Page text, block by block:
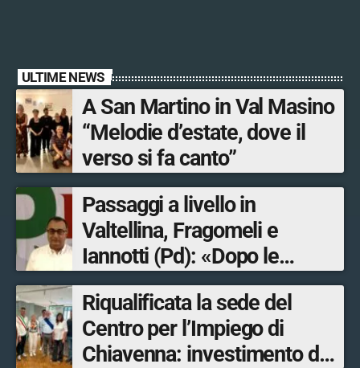
ULTIME NEWS
A San Martino in Val Masino
“Melodie d’estate, dove il
verso si fa canto”
Passaggi a livello in
Valtellina, Fragomeli e
Iannotti (Pd): «Dopo le
Olimpiadi solo un terzo delle
opere sostitutive sarà
ultimato entro il 2026»
Riqualificata la sede del
Centro per l’Impiego di
Chiavenna: investimento da